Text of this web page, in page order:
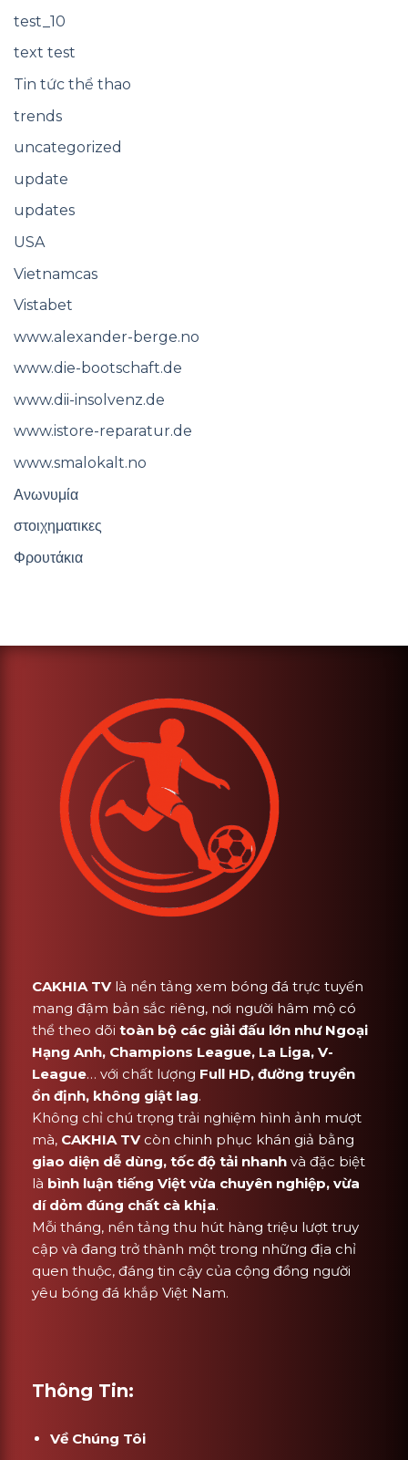
test_10
text test
Tin tức thể thao
trends
uncategorized
update
updates
USA
Vietnamcas
Vistabet
www.alexander-berge.no
www.die-bootschaft.de
www.dii-insolvenz.de
www.istore-reparatur.de
www.smalokalt.no
Ανωνυμία
στοιχηματικες
Φρουτάκια
CAKHIA TVlà nền tảng xem bóng đá trực tuyến
mang đậm bản sắc riêng, nơi người hâm mộ có
thể theo dõi toàn bộ các giải đấu lớn như Ngoại
Hạng Anh, Champions League, La Liga, V-
League… với chất lượng Full HD, đường truyền
ổn định, không giật lag.
Không chỉ chú trọng trải nghiệm hình ảnh mượt
mà, CAKHIA TVcòn chinh phục khán giả bằng
giao diện dễ dùng, tốc độ tải nhanh và đặc biệt
là bình luận tiếng Việt vừa chuyên nghiệp, vừa
dí dỏm đúng chất cà khịa.
Mỗi tháng, nền tảng thu hút hàng triệu lượt truy
cập và đang trở thành một trong những địa chỉ
quen thuộc, đáng tin cậy của cộng đồng người
yêu bóng đá khắp Việt Nam.
Thông Tin:
Về Chúng Tôi